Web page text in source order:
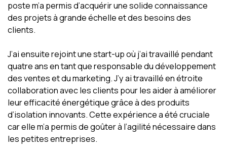
poste m’a permis d’acquérir une solide connaissance
des projets à grande échelle et des besoins des
clients.
J’ai ensuite rejoint une start-up où j’ai travaillé pendant
quatre ans en tant que responsable du développement
des ventes et du marketing. J’y ai travaillé en étroite
collaboration avec les clients pour les aider à améliorer
leur efficacité énergétique grâce à des produits
d’isolation innovants. Cette expérience a été cruciale
car elle m’a permis de goûter à l’agilité nécessaire dans
les petites entreprises.